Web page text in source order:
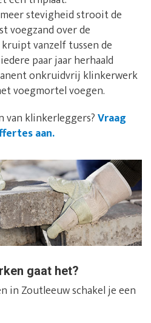
stevigheid strooit de
voegzand over de
vanzelf tussen de
paar jaar herhaald
onkruidvrij klinkerwerk
voegmortel voegen.
van klinkerleggers?Vraag
aan.
gaat het?
in Zoutleeuw schakel je een